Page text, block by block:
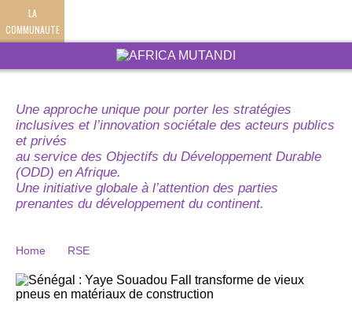
LA
COMMUNAUTE
Une approche unique pour porter les stratégies
inclusives et l’innovation sociétale des acteurs publics
et privés
au service des Objectifs du Développement Durable
(ODD) en Afrique.
Une initiative globale à l’attention des parties
prenantes du développement du continent.
Home RSE